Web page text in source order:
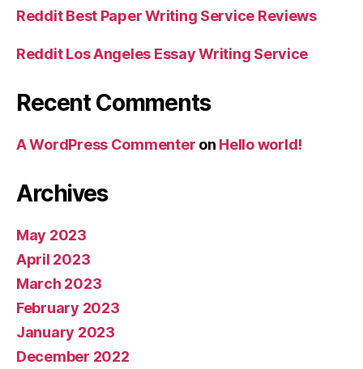
Reddit Best Paper Writing Service Reviews
Reddit Los Angeles Essay Writing Service
Recent Comments
A WordPress Commenter on Hello world!
Archives
May 2023
April 2023
March 2023
February 2023
January 2023
December 2022